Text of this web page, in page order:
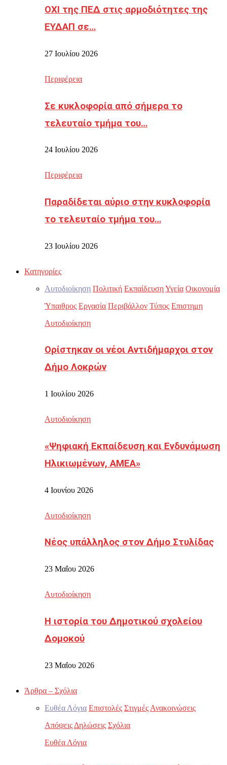
ΟΧΙ της ΠΕΔ στις αρμοδιότητες της
ΕΥΔΑΠ σε…
27 Ιουλίου 2026
Περιφέρεια
Σε κυκλοφορία από σήμερα το
τελευταίο τμήμα του…
24 Ιουλίου 2026
Περιφέρεια
Παραδίδεται αύριο στην κυκλοφορία
το τελευταίο τμήμα του…
23 Ιουλίου 2026
Κατηγορίες
Αυτοδιοίκηση Πολιτική ΕκπαίδευσηΥγεία Οικονομία
Ύπαιθρος Εργασία Περιβάλλον Τύπος Επιστημη
Αυτοδιοίκηση
Ορίστηκαν οι νέοι Αντιδήμαρχοι στον
Δήμο Λοκρών
1 Ιουλίου 2026
Αυτοδιοίκηση
«Ψηφιακή Εκπαίδευση και Ενδυνάμωση
Ηλικιωμένων, ΑΜΕΑ»
4 Ιουνίου 2026
Αυτοδιοίκηση
Νέος υπάλληλος στον Δήμο Στυλίδας
23 Μαΐου 2026
Αυτοδιοίκηση
Η ιστορία του Δημοτικού σχολείου
Δομοκού
23 Μαΐου 2026
Άρθρα – Σχόλια
Ευθέα Λόγια Επιστολές Στιγμές Ανακοινώσεις
Απόψεις Δηλώσεις Σχόλια
Ευθέα Λόγια